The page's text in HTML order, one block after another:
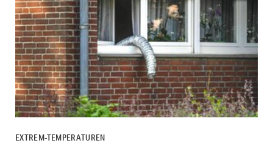
EXTREM-TEMPERATUREN